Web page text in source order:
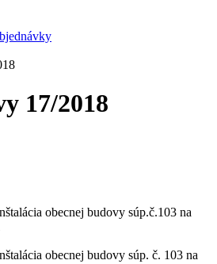
17/2018
obecnej budovy súp.č.103 na
obecnej budovy súp. č. 103 na